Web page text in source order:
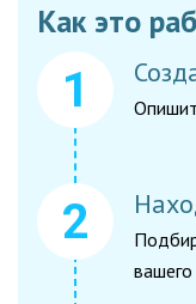
Как это